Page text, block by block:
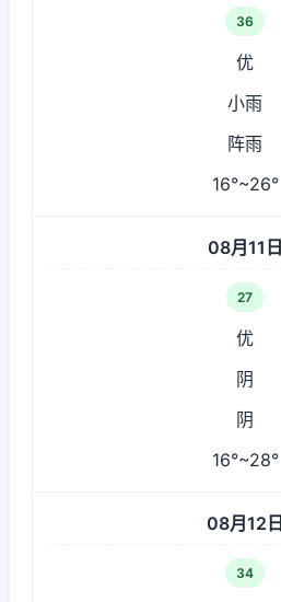
36
优
小雨
阵雨
16°~26°
08月11日
27
优
阴
阴
16°~28°
08月12日
34